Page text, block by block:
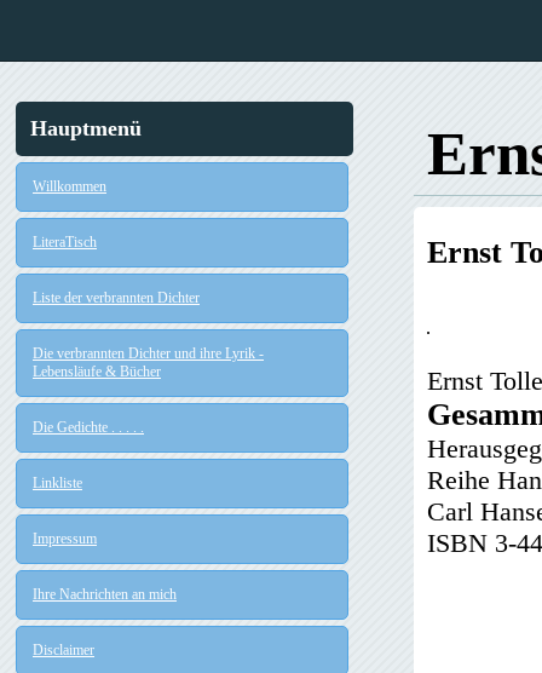
Hauptmenü
Willkommen
LiteraTisch
Liste der verbrannten Dichter
Die verbrannten Dichter und ihre Lyrik -
Lebensläufe & Bücher
Die Gedichte . . . . .
Linkliste
Impressum
Ihre Nachrichten an mich
Disclaimer
Ernst
Ernst
Reihe
Carl
ISBN 3-